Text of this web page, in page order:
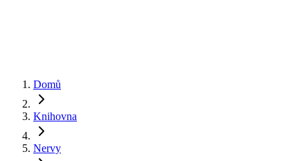
Domů
Knihovna
Nervy